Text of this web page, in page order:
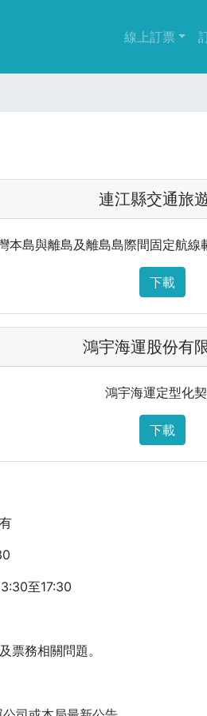
線上訂票
連江縣交通旅
本島與離島及離島島際間固定航線
下載
鴻宇海運股份有
鴻宇海運定型化
下載
至17:30
票務相關問題。